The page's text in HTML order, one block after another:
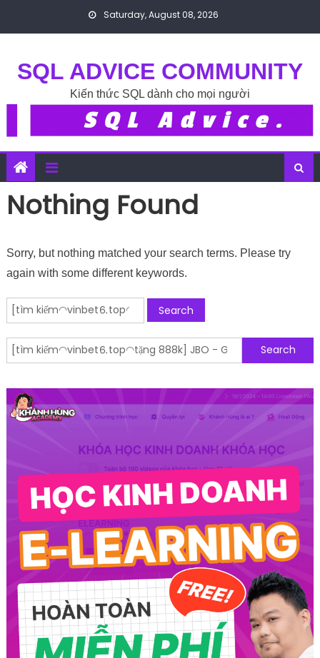
Saturday, August 08, 2026
SQL ADVICE COMMUNITY
Kiến thức SQL dành cho mọi người
Nothing Found
Sorry, but nothing matched your search terms. Please try
again with some different keywords.
Search for:
Search for: